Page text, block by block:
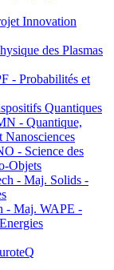
Innovation
des Plasmas
- Probabilités et
Quantiques
- Quantique,
- Science des
Objets
- Maj. Solids -
- Maj. WAPE -